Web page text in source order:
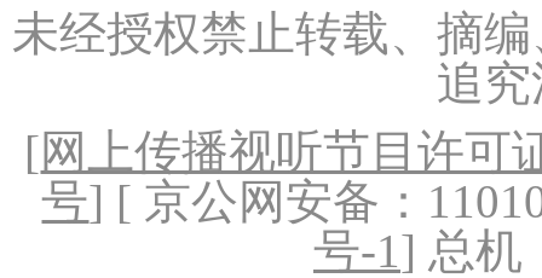
未经授权禁止转载、摘
追
[网上传播视听节目许可
号] [ 京公网安备：
号-1] 总机